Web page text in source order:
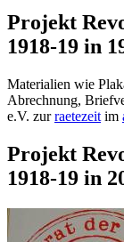
Projekt
1918-19 in
Materialien wie
Abrechnung,
e.V. zurraetezeit im
Projekt
1918-19 in